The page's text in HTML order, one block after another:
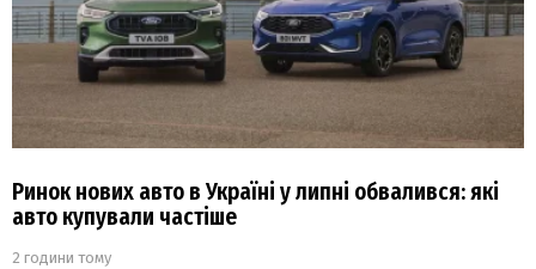
Ринок нових авто в Україні у липні обвалився: які
авто купували частіше
2 години тому